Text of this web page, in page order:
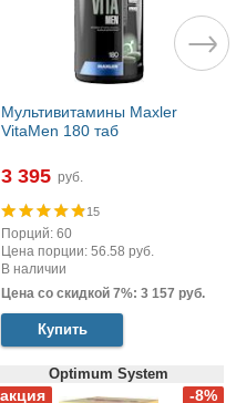
Мультивитамины Maxler
VitaMen 180 таб
3 395 руб.
15
Порций: 60
Цена порции: 56.58 руб.
В наличии
Цена со скидкой 7%: 3 157 руб.
Купить
Optimum System